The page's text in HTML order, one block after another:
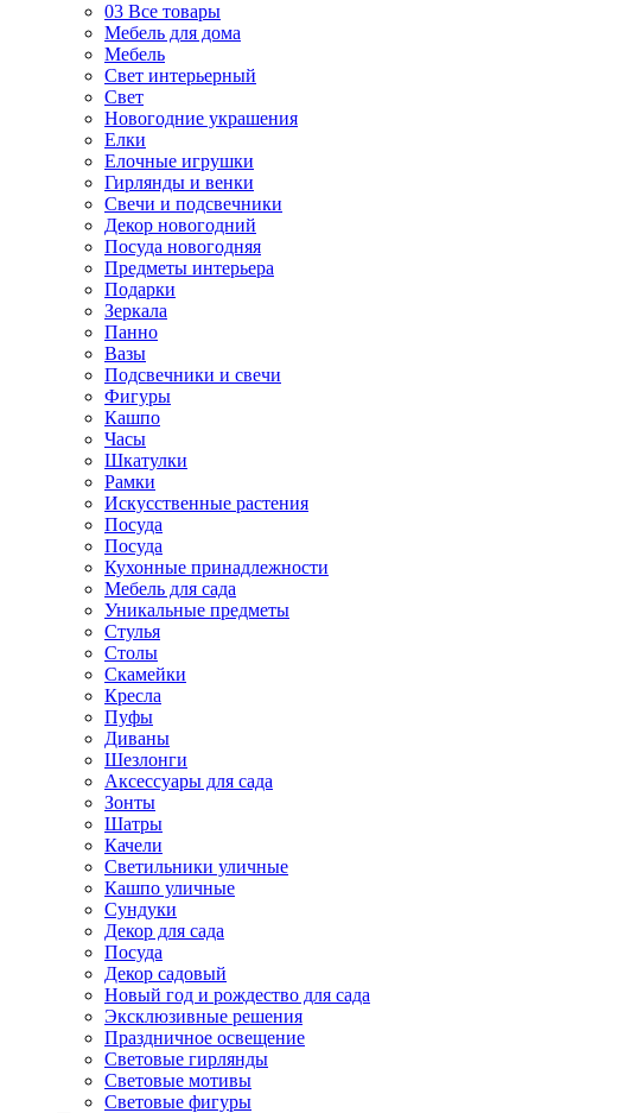
03 Все товары
Мебель для дома
Мебель
Свет интерьерный
Свет
Новогодние украшения
Елки
Елочные игрушки
Гирлянды и венки
Свечи и подсвечники
Декор новогодний
Посуда новогодняя
Предметы интерьера
Подарки
Зеркала
Панно
Вазы
Подсвечники и свечи
Фигуры
Кашпо
Часы
Шкатулки
Рамки
Искусственные растения
Посуда
Посуда
Кухонные принадлежности
Мебель для сада
Уникальные предметы
Стулья
Столы
Скамейки
Кресла
Пуфы
Диваны
Шезлонги
Аксессуары для сада
Зонты
Шатры
Качели
Cветильники уличные
Кашпо уличные
Сундуки
Декор для сада
Посуда
Декор садовый
Новый год и рождество для сада
Эксклюзивные решения
Праздничное освещение
Световые гирлянды
Световые мотивы
Световые фигуры